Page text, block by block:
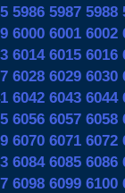
5986 5987 5988
6000 6001 6002
6014 6015 6016
6028 6029 6030
6042 6043 6044
6056 6057 6058
6070 6071 6072
6084 6085 6086
6098 6099 6100